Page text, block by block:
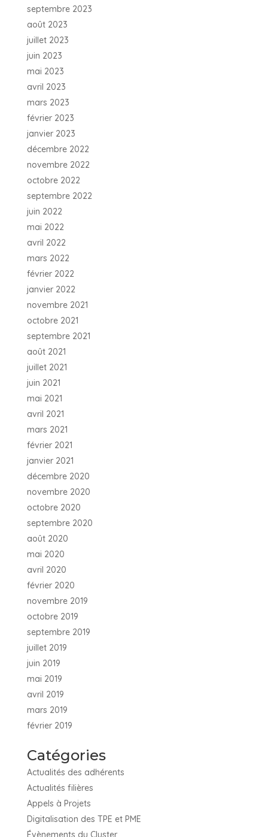
septembre 2023
août 2023
juillet 2023
juin 2023
mai 2023
avril 2023
mars 2023
février 2023
janvier 2023
décembre 2022
novembre 2022
octobre 2022
septembre 2022
juin 2022
mai 2022
avril 2022
mars 2022
février 2022
janvier 2022
novembre 2021
octobre 2021
septembre 2021
août 2021
juillet 2021
juin 2021
mai 2021
avril 2021
mars 2021
février 2021
janvier 2021
décembre 2020
novembre 2020
octobre 2020
septembre 2020
août 2020
mai 2020
avril 2020
février 2020
novembre 2019
octobre 2019
septembre 2019
juillet 2019
juin 2019
mai 2019
avril 2019
mars 2019
février 2019
Catégories
Actualités des adhérents
Actualités filières
Appels à Projets
Digitalisation des TPE et PME
Évènements du Cluster